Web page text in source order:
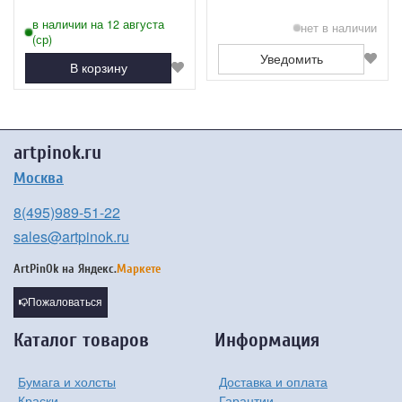
в наличии на 12 августа
(ср)
В корзину
нет в наличии
Уведомить
artpinok.ru
Москва
8(495)989-51-22
sales@artpinok.ru
ArtPinOk на Яндекс.Маркете
Пожаловаться
Каталог товаров
Бумага и холсты
Информация
Доставка и оплата